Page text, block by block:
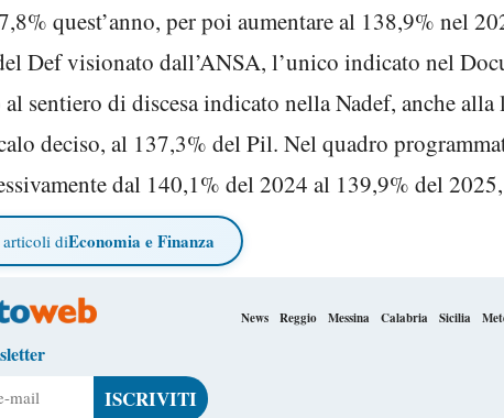
quest’anno, per poi aumentare al 138,9% nel
Def visionato dall’ANSA, l’unico indicato nel
sentiero di discesa indicato nella Nadef, anche
deciso, al 137,3% del Pil. Nel quadro
dal 140,1% del 2024 al 139,9% del
diEconomia e Finanza
News Reggio Messina Calabria Sicilia